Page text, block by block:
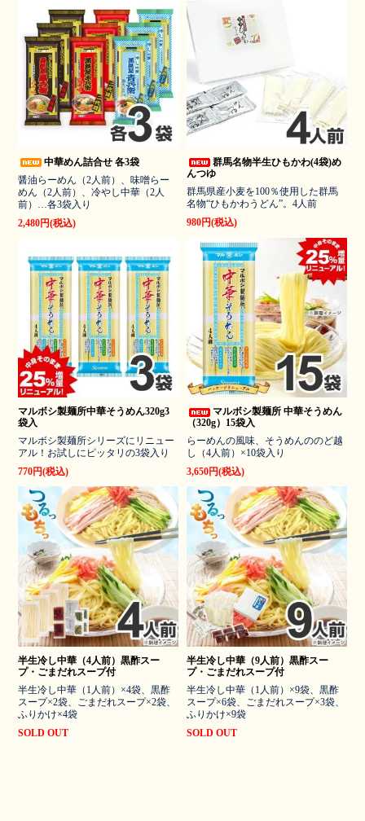
中華めん詰合せ 各3袋
醤油らーめん（2人前）、味噌らー
めん（2人前）、冷やし中華（2人
前）…各3袋入り
2,480円(税込)
群馬名物半生ひもかわ(4袋)め
んつゆ
群馬県産小麦を100％使用した群馬
名物“ひもかわうどん”。4人前
980円(税込)
マルボシ製麺所中華そうめん320g3
袋入
マルボシ製麺所シリーズにリニュー
アル！お試しにピッタリの3袋入り
770円(税込)
マルボシ製麺所 中華そうめん
（320g）15袋入
らーめんの風味、そうめんののど越
し（4人前）×10袋入り
3,650円(税込)
半生冷し中華（4人前）黒酢スー
プ・ごまだれスープ付
半生冷し中華（1人前）×4袋、黒酢
スープ×2袋、ごまだれスープ×2袋、
ふりかけ×4袋
SOLD OUT
半生冷し中華（9人前）黒酢スー
プ・ごまだれスープ付
半生冷し中華（1人前）×9袋、黒酢
スープ×6袋、ごまだれスープ×3袋、
ふりかけ×9袋
SOLD OUT